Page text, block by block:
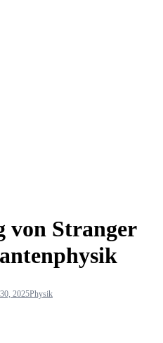
von Stranger
2025Physik